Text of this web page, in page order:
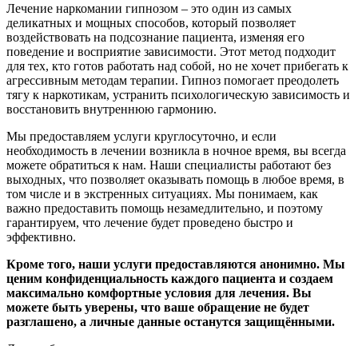
Лечение наркомании гипнозом – это один из самых
деликатных и мощных способов, который позволяет
воздействовать на подсознание пациента, изменяя его
поведение и восприятие зависимости. Этот метод подходит
для тех, кто готов работать над собой, но не хочет прибегать к
агрессивным методам терапии. Гипноз помогает преодолеть
тягу к наркотикам, устранить психологическую зависимость и
восстановить внутреннюю гармонию.
Мы предоставляем услуги круглосуточно, и если
необходимость в лечении возникла в ночное время, вы всегда
можете обратиться к нам. Наши специалисты работают без
выходных, что позволяет оказывать помощь в любое время, в
том числе и в экстренных ситуациях. Мы понимаем, как
важно предоставить помощь незамедлительно, и поэтому
гарантируем, что лечение будет проведено быстро и
эффективно.
Кроме того, наши услуги предоставляются анонимно. Мы
ценим конфиденциальность каждого пациента и создаем
максимально комфортные условия для лечения. Вы
можете быть уверены, что ваше обращение не будет
разглашено, а личные данные останутся защищёнными.